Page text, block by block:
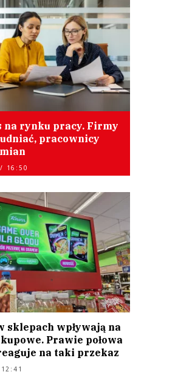
na rynku pracy. Firmy
pracownicy
16:50
sklepach wpływają na
Prawie połowa
na taki przekaz